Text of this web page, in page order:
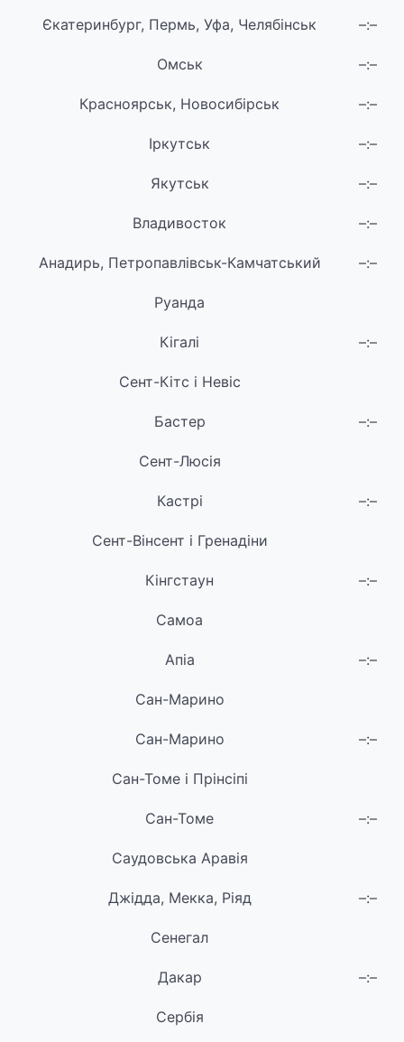
Єкатеринбург, Пермь, Уфа, Челябінськ –:–
Омськ –:–
Красноярськ, Новосибірськ –:–
Іркутськ –:–
Якутськ –:–
Владивосток –:–
Анадирь, Петропавлівськ-Камчатський –:–
Руанда
Кігалі –:–
Сент-Кітс і Невіс
Бастер –:–
Сент-Люсія
Кастрі –:–
Сент-Вінсент і Гренадіни
Кінгстаун –:–
Самоа
Апіа –:–
Сан-Марино
Сан-Марино –:–
Сан-Томе і Прінсіпі
Сан-Томе –:–
Саудовська Аравія
Джідда, Мекка, Ріяд –:–
Сенегал
Дакар –:–
Сербія